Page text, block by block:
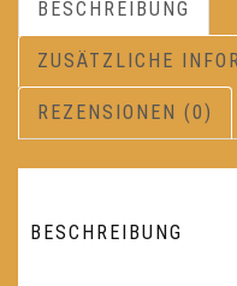
BESCHREIBUNG
ZUSÄTZLICHE
REZENSIONEN (0)
BESCHREIBUNG